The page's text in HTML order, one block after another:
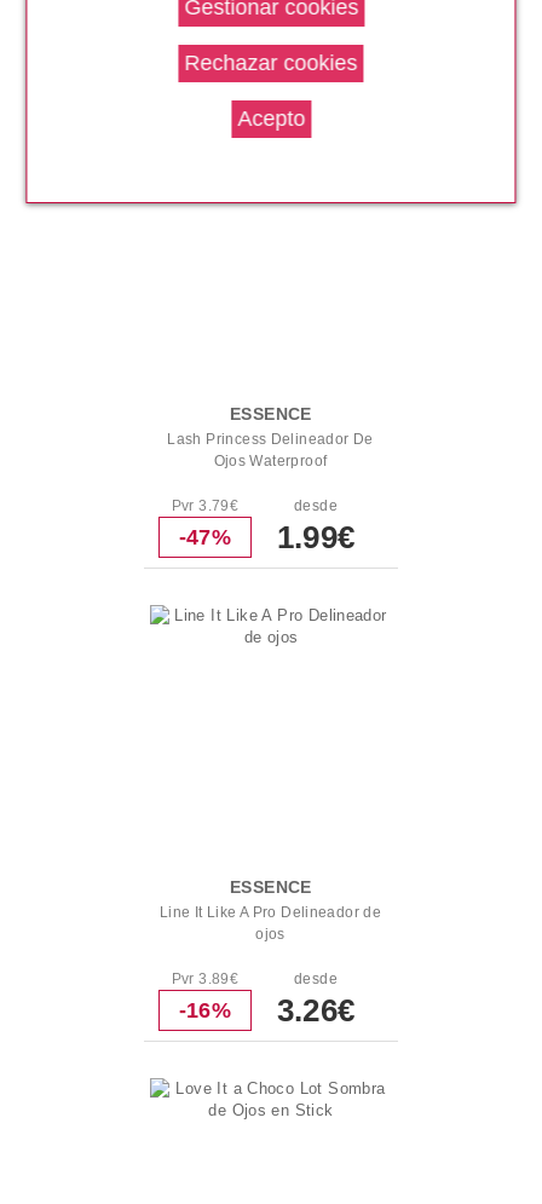
-17% 2.99€
ESSENCE
Lash Princess Delineador De
Ojos Waterproof
Pvr 3.79€
-47%
desde
1.99€
ESSENCE
Line It Like A Pro Delineador de
ojos
Pvr 3.89€
-16%
desde
3.26€